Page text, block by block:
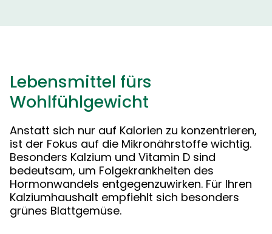
Lebensmittel fürs
Wohlfühlgewicht
Anstatt sich nur auf Kalorien zu konzentrieren,
ist der Fokus auf die Mikronährstoffe wichtig.
Besonders Kalzium und Vitamin D sind
bedeutsam, um Folgekrankheiten des
Hormonwandels entgegenzuwirken. Für Ihren
Kalziumhaushalt empfiehlt sich besonders
grünes Blattgemüse.